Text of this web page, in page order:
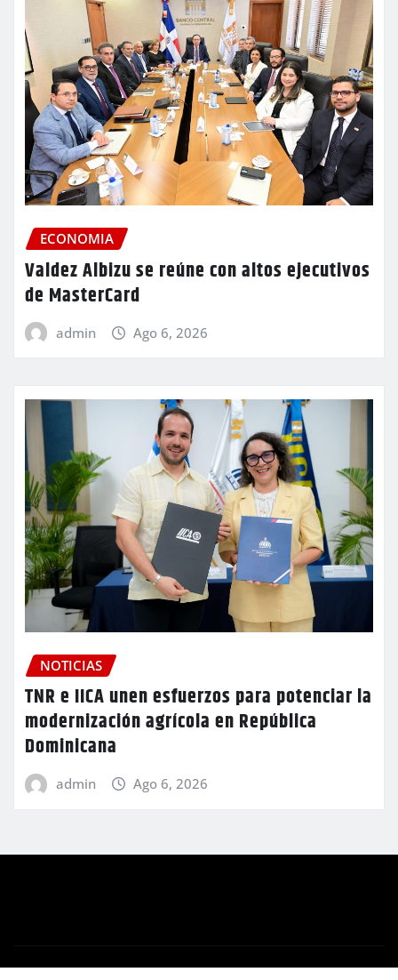
ECONOMIA
Valdez Albizu se reúne con altos ejecutivos
de MasterCard
admin Ago 6, 2026
NOTICIAS
TNR e IICA unen esfuerzos para potenciar la
modernización agrícola en República
Dominicana
admin Ago 6, 2026